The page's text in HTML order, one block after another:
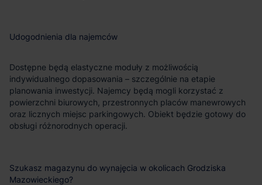
Udogodnienia dla najemców
Dostępne będą elastyczne moduły z możliwością
indywidualnego dopasowania – szczególnie na etapie
planowania inwestycji. Najemcy będą mogli korzystać z
powierzchni biurowych, przestronnych placów manewrowych
oraz licznych miejsc parkingowych. Obiekt będzie gotowy do
obsługi różnorodnych operacji.
Szukasz magazynu do wynajęcia w okolicach Grodziska
Mazowieckiego?